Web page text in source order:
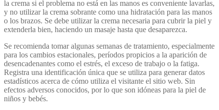
la crema si el problema no está en las manos es conveniente lavarlas,
y no utilizar la crema sobrante como una hidratación para las manos
o los brazos. Se debe utilizar la crema necesaria para cubrir la piel y
extenderla bien, haciendo un masaje hasta que desaparezca.
Se recomienda tomar algunas semanas de tratamiento, especialmente
para los cambios estacionales, períodos propicios a la aparición de
desencadenantes como el estrés, el exceso de trabajo o la fatiga.
Registra una identificación única que se utiliza para generar datos
estadísticos acerca de cómo utiliza el visitante el sitio web. Sin
efectos adversos conocidos, por lo que son idóneas para la piel de
niños y bebés.